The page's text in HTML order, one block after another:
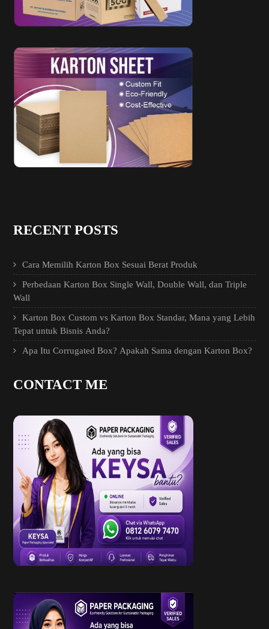
RECENT POSTS
Cara Memilih Karton Box Sesuai Berat Produk
Perbedaan Karton Box Single Wall, Double Wall, dan Triple
Wall
Karton Box Custom vs Karton Box Standar, Mana yang Lebih
Tepat untuk Bisnis Anda?
Apa Itu Corrugated Box? Apakah Sama dengan Karton Box?
CONTACT ME